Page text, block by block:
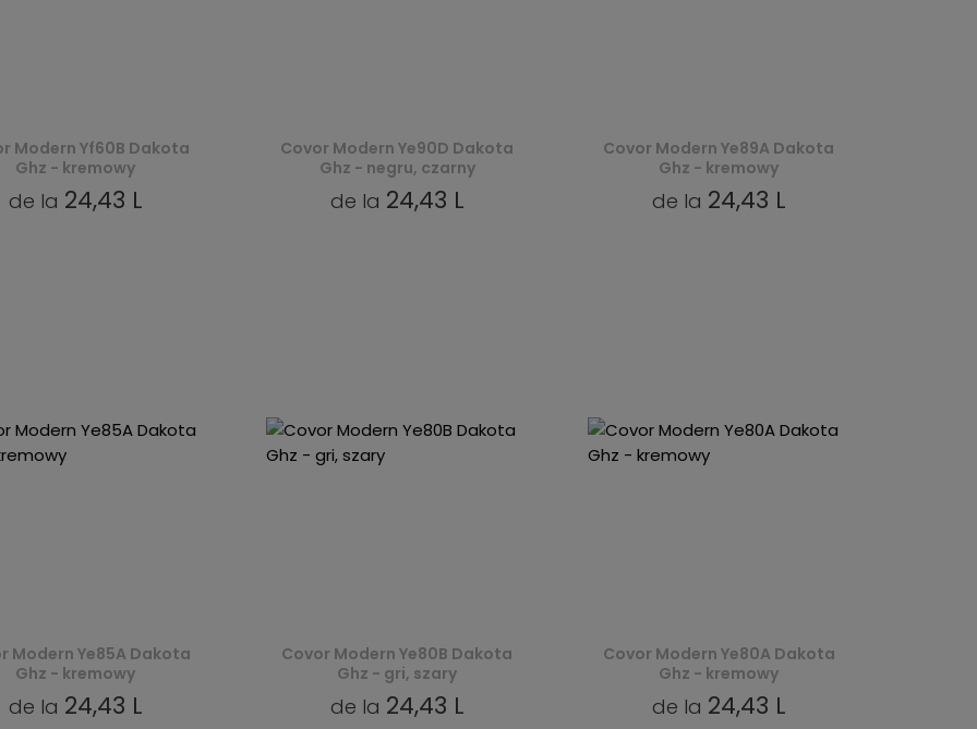
Modern Yf60B Dakota
Ghz - kremowy
de la 24,43 L
Covor Modern Ye90D Dakota
Ghz - negru, czarny
de la 24,43 L
Covor Modern Ye89A Dakota
Ghz - kremowy
de la 24,43 L
Modern Ye85A Dakota
Ghz - kremowy
de la 24,43 L
Covor Modern Ye80B Dakota
Ghz - gri, szary
de la 24,43 L
Covor Modern Ye80A Dakota
Ghz - kremowy
de la 24,43 L